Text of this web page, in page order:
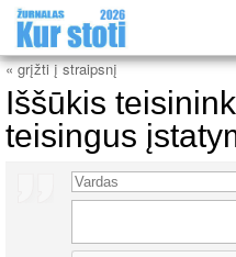
Konkursinio balo skaičiuoklė
Naujienos Svarbiausios
« grįžti į straipsnį
Iššūkis
teisingus